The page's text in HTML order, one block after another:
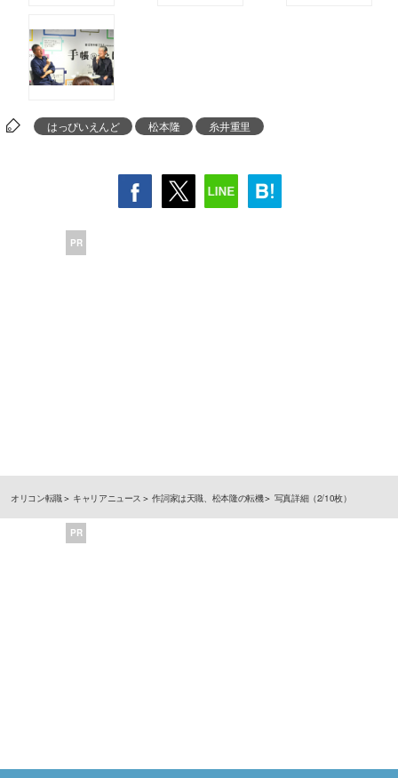
はっぴいえんど 松本隆 糸井重里
PR
オリコン転職 キャリアニュース 作詞家は天職、松本隆の転機 写真詳細（2/10枚）
PR